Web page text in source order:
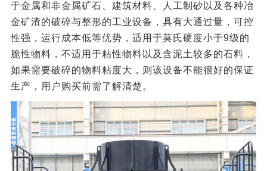
于金属和非金属矿石、建筑材料、人工制砂以及各种冶
金矿渣的破碎与整形的工业设备，具有大通过量，可控
性强，运行成本低等优势，适用于莫氏硬度小于9级的
脆性物料，不适用于粘性物料以及含泥土较多的石料，
如果需要破碎的物料粘度大，则该设备不能很好的保证
生产，用户购买前需了解清楚。